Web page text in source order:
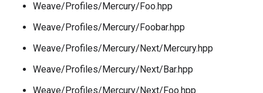
Weave/Profiles/Mercury/Foo.hpp
Weave/Profiles/Mercury/Foobar.hpp
Weave/Profiles/Mercury/Next/Mercury.hpp
Weave/Profiles/Mercury/Next/Bar.hpp
Weave/Profiles/Mercury/Next/Foo.hpp